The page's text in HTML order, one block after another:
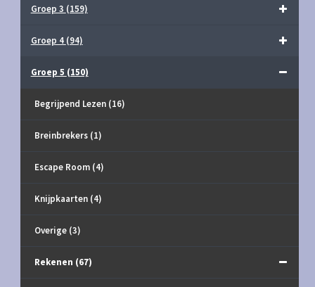
Groep 3 (159)
Groep 4 (94)
Groep 5 (150)
Begrijpend Lezen (16)
Breinbrekers (1)
Escape Room (4)
Knijpkaarten (4)
Overige (3)
Rekenen (67)